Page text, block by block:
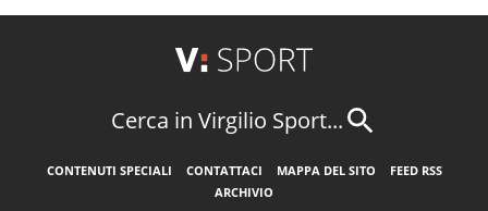
Cerca in Virgilio Sport...
CONTENUTI SPECIALI CONTATTACI MAPPA DEL SITO
FEED RSS
ARCHIVIO